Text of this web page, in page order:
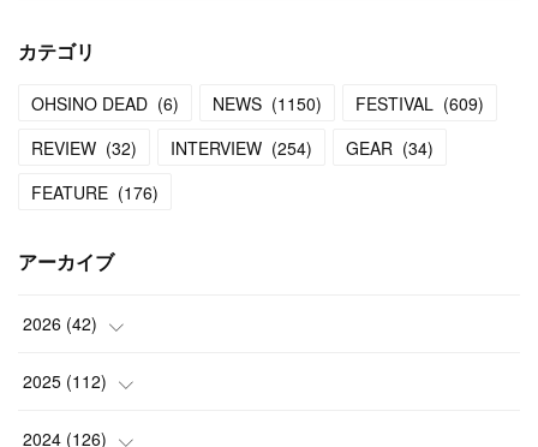
カテゴリ
OHSINO DEAD (6) NEWS (1150) FESTIVAL (609)
REVIEW (32) INTERVIEW (254) GEAR (34)
FEATURE (176)
アーカイブ
2026 (42)
( 1)
(3)
2025 (112)
(7)
2024 (126)